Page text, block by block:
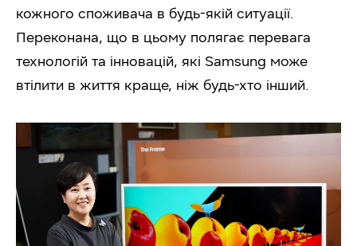
кожного споживача в будь-якій ситуації.
Переконана, що в цьому полягає перевага
технологій та інновацій, які Samsung може
втілити в життя краще, ніж будь-хто інший.